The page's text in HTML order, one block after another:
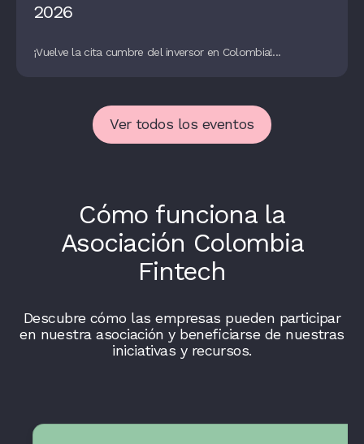
2026
¡Vuelve la cita cumbre del inversor en Colombia!...
Ver todos los eventos
Cómo funciona la
Asociación Colombia
Fintech
Descubre cómo las empresas pueden participar
en nuestra asociación y beneficiarse de nuestras
iniciativas y recursos.